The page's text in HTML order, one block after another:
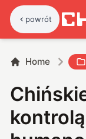
powrót
Home